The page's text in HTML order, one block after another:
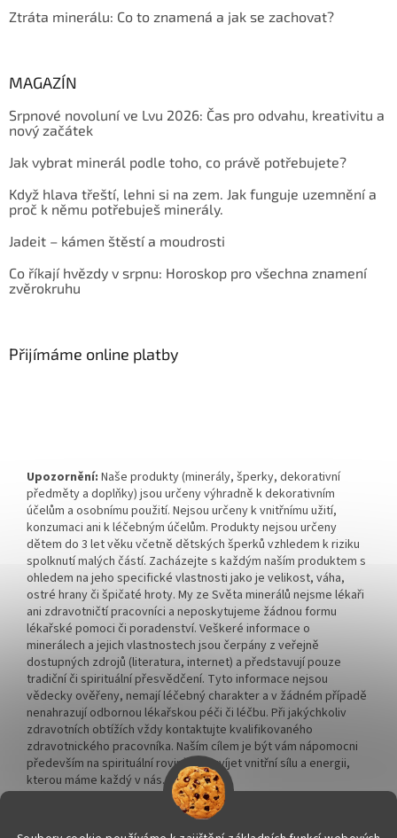
Ztráta minerálu: Co to znamená a jak se zachovat?
MAGAZÍN
Srpnové novoluní ve Lvu 2026: Čas pro odvahu, kreativitu a
nový začátek
Jak vybrat minerál podle toho, co právě potřebujete?
Když hlava třeští, lehni si na zem. Jak funguje uzemnění a
proč k němu potřebuješ minerály.
Jadeit – kámen štěstí a moudrosti
Co říkají hvězdy v srpnu: Horoskop pro všechna znamení
zvěrokruhu
Přijímáme online platby
Upozornění: Naše produkty (minerály, šperky, dekorativní
předměty a doplňky) jsou určeny výhradně k dekorativním
účelům a osobnímu použití. Nejsou určeny k vnitřnímu užití,
konzumaci ani k léčebným účelům. Produkty nejsou určeny
dětem do 3 let věku včetně dětských šperků vzhledem k riziku
spolknutí malých částí. Zacházejte s každým naším produktem s
ohledem na jeho specifické vlastnosti jako je velikost, váha,
ostré hrany či špičaté hroty. My ze Světa minerálů nejsme lékaři
ani zdravotničtí pracovníci a neposkytujeme žádnou formu
lékařské pomoci či poradenství. Veškeré informace o
minerálech a jejich vlastnostech jsou čerpány z veřejně
dostupných zdrojů (literatura, internet) a představují pouze
tradiční či spirituální přesvědčení. Tyto informace nejsou
vědecky ověřeny, nemají léčebný charakter a v žádném případě
nenahrazují odbornou lékařskou péči či léčbu. Při jakýchkoliv
zdravotních obtížích vždy kontaktujte kvalifikovaného
zdravotnického pracovníka. Naším cílem je být vám nápomocni
především na spirituální rovině a rozvíjet vnitřní sílu a energii,
kterou máme každý v nás.